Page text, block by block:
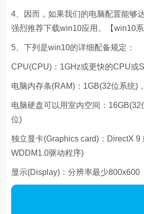
4、因而，如果我们的电脑配置能够
强烈推荐下载win10应用。【win10系
5、下列是win10的详细配备规定：
CPU(CPU)：1GHz或更快的CPU或
电脑内存条(RAM)：1GB(32位系统)
电脑硬盘可以用室内空间：16GB(32
位)
独立显卡(Graphics card)：DirectX 9
WDDM1.0驱动程序)
显示(Display)：分辨率最少800x600